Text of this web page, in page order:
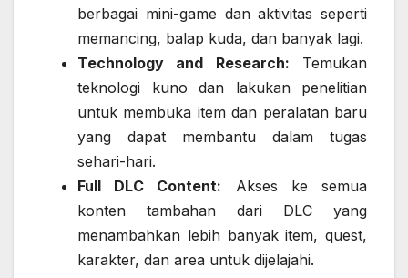
berbagai mini-game dan aktivitas seperti
memancing, balap kuda, dan banyak lagi.
Technology and Research: Temukan
teknologi kuno dan lakukan penelitian
untuk membuka item dan peralatan baru
yang dapat membantu dalam tugas
sehari-hari.
Full DLC Content: Akses ke semua
konten tambahan dari DLC yang
menambahkan lebih banyak item, quest,
karakter, dan area untuk dijelajahi.